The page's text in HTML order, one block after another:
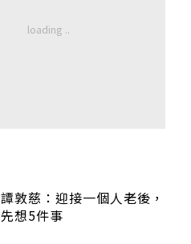
譚敦慈：迎接一個人老後，
先想5件事